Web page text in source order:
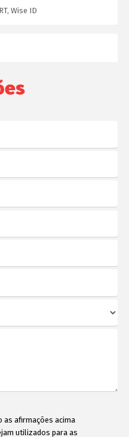
Wise ID
as afirmações acima
utilizados para as